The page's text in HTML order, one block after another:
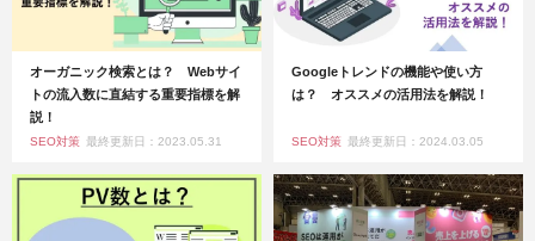
オーガニック検索とは？ Webサイ
トの流入数に直結する重要指標を解
説！
SEO対策 最終更新日：2023.05.31
Googleトレンドの機能や使い方
は？ オススメの活用法を解説！
SEO対策 最終更新日：2024.03.05